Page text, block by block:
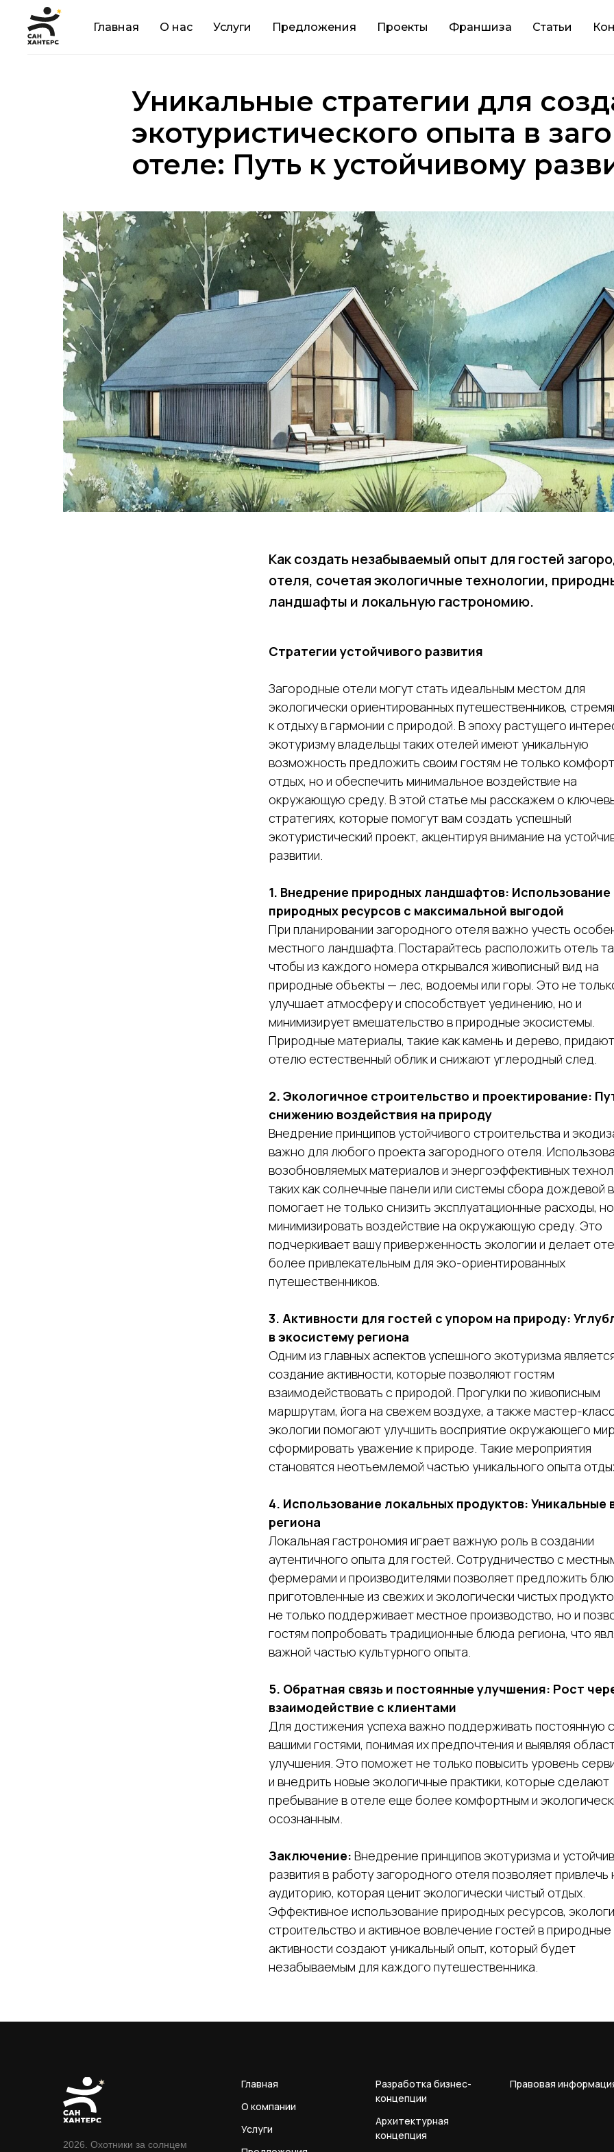
Главная О нас Услуги Предложения Проекты Франшиза Статьи
Уникальные стратегии для
экотуристического опыта в
отеле: Путь к устойчивому
Как создать незабываемый опыт для гостей
отеля, сочетая экологичные технологии,
ландшафты и локальную гастрономию.
Стратегии устойчивого развития
Загородные отели могут стать идеальным местом для
экологически ориентированных путешественников,
к отдыху в гармонии с природой. В эпоху растущего
экотуризму владельцы таких отелей имеют уникальную
возможность предложить своим гостям не только
отдых, но и обеспечить минимальное воздействие на
окружающую среду. В этой статье мы расскажем о
стратегиях, которые помогут вам создать успешный
экотуристический проект, акцентируя внимание на
развитии.
1. Внедрение природных ландшафтов: Использование
природных ресурсов с максимальной выгодой
При планировании загородного отеля важно учесть
местного ландшафта. Постарайтесь расположить отель
чтобы из каждого номера открывался живописный вид на
природные объекты — лес, водоемы или горы. Это не
улучшает атмосферу и способствует уединению, но и
минимизирует вмешательство в природные экосистемы.
Природные материалы, такие как камень и дерево, придают
отелю естественный облик и снижают углеродный след.
2. Экологичное строительство и проектирование:
снижению воздействия на природу
Внедрение принципов устойчивого строительства и
важно для любого проекта загородного отеля.
возобновляемых материалов и энергоэффективных
таких как солнечные панели или системы сбора дождевой
помогает не только снизить эксплуатационные расходы,
минимизировать воздействие на окружающую среду. Это
подчеркивает вашу приверженность экологии и делает
более привлекательным для эко-ориентированных
путешественников.
3. Активности для гостей с упором на природу:
в экосистему региона
Одним из главных аспектов успешного экотуризма
создание активности, которые позволяют гостям
взаимодействовать с природой. Прогулки по живописным
маршрутам, йога на свежем воздухе, а также мастер-
экологии помогают улучшить восприятие окружающего
сформировать уважение к природе. Такие мероприятия
становятся неотъемлемой частью уникального опыта
4. Использование локальных продуктов: Уникальные
региона
Локальная гастрономия играет важную роль в создании
аутентичного опыта для гостей. Сотрудничество с
фермерами и производителями позволяет предложить
приготовленные из свежих и экологически чистых
не только поддерживает местное производство, но и
гостям попробовать традиционные блюда региона, что
важной частью культурного опыта.
5. Обратная связь и постоянные улучшения: Рост
взаимодействие с клиентами
Для достижения успеха важно поддерживать постоянную
вашими гостями, понимая их предпочтения и выявляя
улучшения. Это поможет не только повысить уровень
и внедрить новые экологичные практики, которые сделают
пребывание в отеле еще более комфортным и
осознанным.
Заключение: Внедрение принципов экотуризма и
развития в работу загородного отеля позволяет привлечь
аудиторию, которая ценит экологически чистый отдых.
Эффективное использование природных ресурсов,
строительство и активное вовлечение гостей в природные
активности создают уникальный опыт, который будет
незабываемым для каждого путешественника.
Правовая
Разработка бизнес-
концепции
Архитектурная
концепция
Главная
О компании
Услуги
2026. Охотники за солнцем